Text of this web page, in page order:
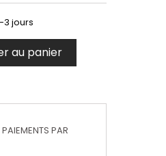
3 jours
au panier
PAR